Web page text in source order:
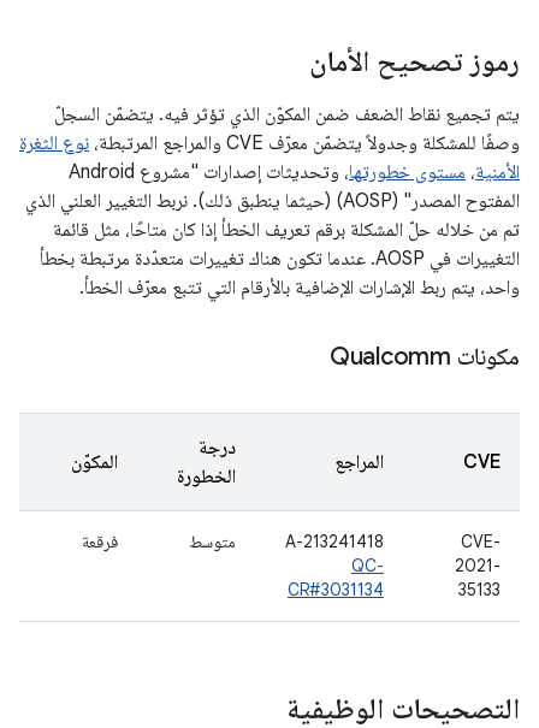
رموز تصحيح الأمان
يتم تجميع نقاط الضعف ضمن المكوّن الذي تؤثر فيه. يتضمّن السجلّ
وصفًا للمشكلة وجدولاً يتضمّن معرّف CVE والمراجع المرتبطة،
نوع الثغرة
الأمنية، مستوى خطورتها
، وتحديثات إصدارات "مشروع Android
المفتوح المصدر" (AOSP) (حيثما ينطبق ذلك). نربط التغيير العلني الذي
تم من خلاله حلّ المشكلة برقم تعريف الخطأ إذا كان متاحًا، مثل قائمة
التغييرات في AOSP. عندما تكون هناك تغييرات متعدّدة مرتبطة بخطأ
واحد، يتم ربط الإشارات الإضافية بالأرقام التي تتبع معرّف الخطأ.
مكونات Qualcomm
CVE المراجع
درجة
الخطورة
المكوّن
CVE-
2021-
35133
A-213241418
QC-
CR#3031134
متوسط فرقعة
التصحيحات الوظيفية